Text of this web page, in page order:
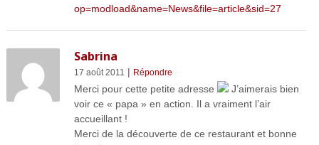
op=modload&name=News&file=article&sid=27
Sabrina
17 août 2011 | Répondre
Merci pour cette petite adresse
J’aimerais bien
voir ce « papa » en action. Il a vraiment l’air
accueillant !
Merci de la découverte de ce restaurant et bonne